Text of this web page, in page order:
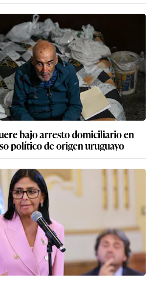
bajo arresto domiciliario en
político de origen uruguayo